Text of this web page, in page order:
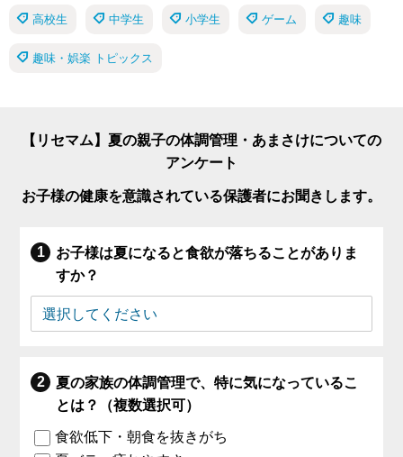
高校生 中学生 小学生 ゲーム 趣味
趣味・娯楽 トピックス
【リセマム】夏の親子の体調管理・あまさけについての
アンケート
お子様の健康を意識されている保護者にお聞きします。
お子様は夏になると食欲が落ちることがありま
すか？
夏の家族の体調管理で、特に気になっているこ
とは？（複数選択可）
食欲低下・朝食を抜きがち